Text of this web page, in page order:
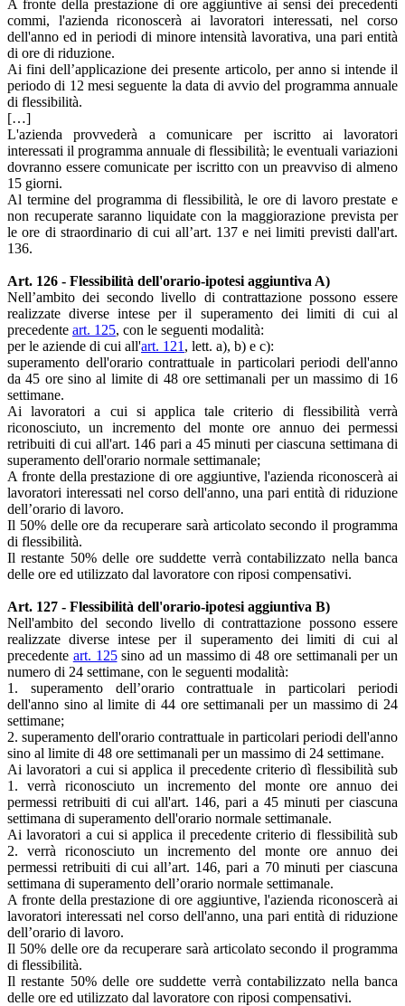
A fronte della prestazione di ore aggiuntive ai sensi dei precedenti
commi, l'azienda riconoscerà ai lavoratori interessati, nel corso
dell'anno ed in periodi di minore intensità lavorativa, una pari entità
di ore di riduzione.
Ai fini dell’applicazione dei presente articolo, per anno si intende il
periodo di 12 mesi seguente la data di avvio del programma annuale
di flessibilità.
[…]
L'azienda provvederà a comunicare per iscritto ai lavoratori
interessati il programma annuale di flessibilità; le eventuali variazioni
dovranno essere comunicate per iscritto con un preavviso di almeno
15 giorni.
Al termine del programma di flessibilità, le ore di lavoro prestate e
non recuperate saranno liquidate con la maggiorazione prevista per
le ore di straordinario di cui all’art. 137 e nei limiti previsti dall'art.
136.
Art. 126 - Flessibilità dell'orario-ipotesi aggiuntiva A)
Nell’ambito dei secondo livello di contrattazione possono essere
realizzate diverse intese per il superamento dei limiti di cui al
precedente art. 125, con le seguenti modalità:
per le aziende di cui all'art. 121 , lett. a), b) e c):
superamento dell'orario contrattuale in particolari periodi dell'anno
da 45 ore sino al limite di 48 ore settimanali per un massimo di 16
settimane.
Ai lavoratori a cui si applica tale criterio di flessibilità verrà
riconosciuto, un incremento del monte ore annuo dei permessi
retribuiti di cui all'art. 146 pari a 45 minuti per ciascuna settimana di
superamento dell'orario normale settimanale;
A fronte della prestazione di ore aggiuntive, l'azienda riconoscerà ai
lavoratori interessati nel corso dell'anno, una pari entità di riduzione
dell’orario di lavoro.
Il 50% delle ore da recuperare sarà articolato secondo il programma
di flessibilità.
Il restante 50% delle ore suddette verrà contabilizzato nella banca
delle ore ed utilizzato dal lavoratore con riposi compensativi.
Art. 127 - Flessibilità dell'orario-ipotesi aggiuntiva B)
Nell'ambito del secondo livello di contrattazione possono essere
realizzate diverse intese per il superamento dei limiti di cui al
precedente art. 125sino ad un massimo di 48 ore settimanali per un
numero di 24 settimane, con le seguenti modalità:
1. superamento dell’orario contrattuale in particolari periodi
dell'anno sino al limite di 44 ore settimanali per un massimo di 24
settimane;
2. superamento dell'orario contrattuale in particolari periodi dell'anno
sino al limite di 48 ore settimanali per un massimo di 24 settimane.
Ai lavoratori a cui si applica il precedente criterio dì flessibilità sub
1. verrà riconosciuto un incremento del monte ore annuo dei
permessi retribuiti di cui all'art. 146, pari a 45 minuti per ciascuna
settimana di superamento dell'orario normale settimanale.
Ai lavoratori a cui si applica il precedente criterio di flessibilità sub
2. verrà riconosciuto un incremento del monte ore annuo dei
permessi retribuiti di cui all’art. 146, pari a 70 minuti per ciascuna
settimana di superamento dell’orario normale settimanale.
A fronte della prestazione di ore aggiuntive, l'azienda riconoscerà ai
lavoratori interessati nel corso dell'anno, una pari entità di riduzione
dell’orario di lavoro.
Il 50% delle ore da recuperare sarà articolato secondo il programma
di flessibilità.
Il restante 50% delle ore suddette verrà contabilizzato nella banca
delle ore ed utilizzato dal lavoratore con riposi compensativi.